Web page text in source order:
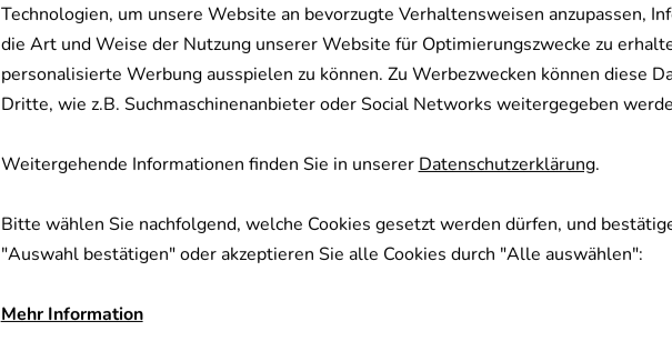
Technologien, um unsere Website an bevorzugte Verhaltensweisen anzupassen,
die Art und Weise der Nutzung unserer Website für Optimierungszwecke zu
personalisierte Werbung ausspielen zu können. Zu Werbezwecken können diese
Dritte, wie z.B. Suchmaschinenanbieter oder Social Networks weitergegeben
Weitergehende Informationen finden Sie in unserer Datenschutzerklärung.
Bitte wählen Sie nachfolgend, welche Cookies gesetzt werden dürfen, und
"Auswahl bestätigen" oder akzeptieren Sie alle Cookies durch "Alle auswählen":
Mehr Information